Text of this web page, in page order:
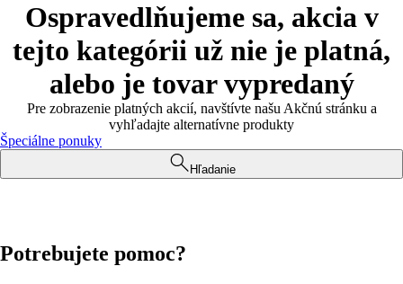
Ospravedlňujeme sa, akcia v
tejto kategórii už nie je platná,
alebo je tovar vypredaný
Pre zobrazenie platných akcií, navštívte našu Akčnú stránku a
vyhľadajte alternatívne produkty
Špeciálne ponuky
Hľadanie
Potrebujete pomoc?